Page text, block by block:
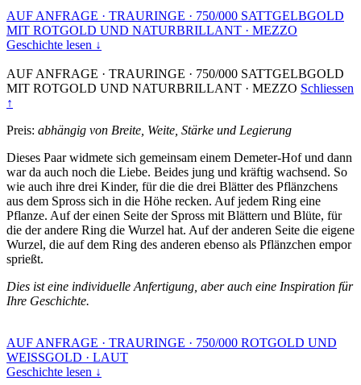
AUF ANFRAGE · TRAURINGE · 750/000 SATTGELBGOLD
MIT ROTGOLD UND NATURBRILLANT · MEZZO
Geschichte lesen ↓
AUF ANFRAGE · TRAURINGE · 750/000 SATTGELBGOLD
MIT ROTGOLD UND NATURBRILLANT · MEZZO Schliessen
↑
Preis: abhängig von Breite, Weite, Stärke und Legierung
Dieses Paar widmete sich gemeinsam einem Demeter-Hof und dann
war da auch noch die Liebe. Beides jung und kräftig wachsend. So
wie auch ihre drei Kinder, für die die drei Blätter des Pflänzchens
aus dem Spross sich in die Höhe recken. Auf jedem Ring eine
Pflanze. Auf der einen Seite der Spross mit Blättern und Blüte, für
die der andere Ring die Wurzel hat. Auf der anderen Seite die eigene
Wurzel, die auf dem Ring des anderen ebenso als Pflänzchen empor
sprießt.
Dies ist eine individuelle Anfertigung, aber auch eine Inspiration für
Ihre Geschichte.
AUF ANFRAGE · TRAURINGE · 750/000 ROTGOLD UND
WEISSGOLD · LAUT
Geschichte lesen ↓